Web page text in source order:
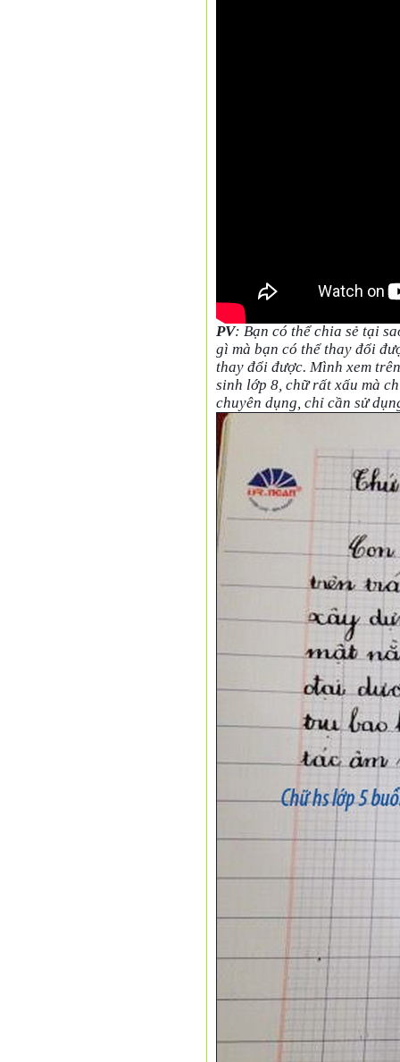
PV: Bạn có thể chia sẻ tại
gì mà bạn có thể thay đổi
thay đổi được. Mình xem
sinh lớp 8, chữ rất xấu mà
chuyên dụng, chỉ cần sử